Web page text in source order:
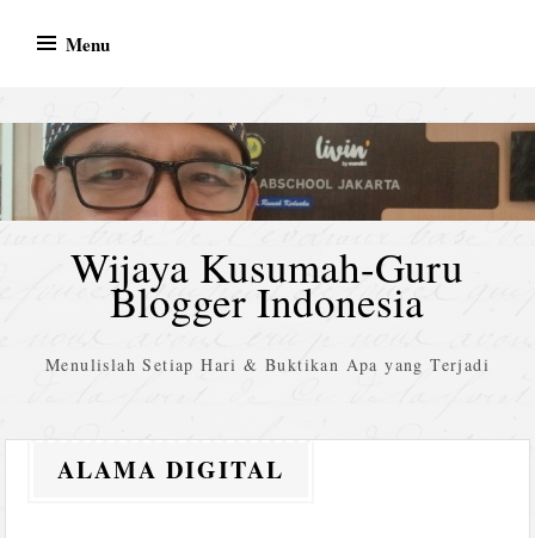
Menu
Wijaya Kusumah-Guru
Blogger Indonesia
Menulislah Setiap Hari & Buktikan Apa yang Terjadi
ALAMA DIGITAL